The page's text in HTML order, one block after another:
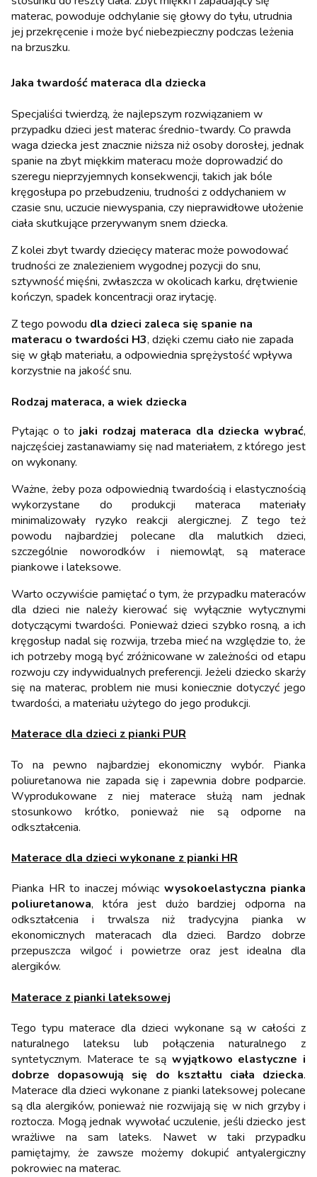
materac, powoduje odchylanie się głowy do tyłu, utrudnia
jej przekręcenie i może być niebezpieczny podczas leżenia
na brzuszku.
Jaka twardość materaca dla dziecka
Specjaliści twierdzą, że najlepszym rozwiązaniem w
przypadku dzieci jest materac średnio-twardy. Co prawda
waga dziecka jest znacznie niższa niż osoby dorosłej, jednak
spanie na zbyt miękkim materacu może doprowadzić do
szeregu nieprzyjemnych konsekwencji, takich jak bóle
kręgosłupa po przebudzeniu, trudności z oddychaniem w
czasie snu, uczucie niewyspania, czy nieprawidłowe ułożenie
ciała skutkujące przerywanym snem dziecka.
Z kolei zbyt twardy dziecięcy materac może powodować
trudności ze znalezieniem wygodnej pozycji do snu,
sztywność mięśni, zwłaszcza w okolicach karku, drętwienie
kończyn, spadek koncentracji oraz irytację.
Z tego powodu dla dzieci zaleca się spanie na
materacu o twardości H3, dzięki czemu ciało nie zapada
się w głąb materiału, a odpowiednia sprężystość wpływa
korzystnie na jakość snu.
Rodzaj materaca, a wiek dziecka
Pytając o to jaki rodzaj materaca dla dziecka wybrać,
najczęściej zastanawiamy się nad materiałem, z którego jest
on wykonany.
Ważne, żeby poza odpowiednią twardością i elastycznością
wykorzystane do produkcji materaca materiały
minimalizowały ryzyko reakcji alergicznej. Z tego też
powodu najbardziej polecane dla malutkich dzieci,
szczególnie noworodków i niemowląt, są materace
piankowe i lateksowe.
Warto oczywiście pamiętać o tym, że przypadku materaców
dla dzieci nie należy kierować się wyłącznie wytycznymi
dotyczącymi twardości. Ponieważ dzieci szybko rosną, a ich
kręgosłup nadal się rozwija, trzeba mieć na względzie to, że
ich potrzeby mogą być zróżnicowane w zależności od etapu
rozwoju czy indywidualnych preferencji. Jeżeli dziecko skarży
się na materac, problem nie musi koniecznie dotyczyć jego
twardości, a materiału użytego do jego produkcji.
Materace dla dzieci z pianki PUR
To na pewno najbardziej ekonomiczny wybór. Pianka
poliuretanowa nie zapada się i zapewnia dobre podparcie.
Wyprodukowane z niej materace służą nam jednak
stosunkowo krótko, ponieważ nie są odporne na
odkształcenia.
Materace dla dzieci wykonane z pianki HR
Pianka HR to inaczej mówiąc wysokoelastyczna pianka
poliuretanowa, która jest dużo bardziej odporna na
odkształcenia i trwalsza niż tradycyjna pianka w
ekonomicznych materacach dla dzieci. Bardzo dobrze
przepuszcza wilgoć i powietrze oraz jest idealna dla
alergików.
Materace z pianki lateksowej
Tego typu materace dla dzieci wykonane są w całości z
naturalnego lateksu lub połączenia naturalnego z
syntetycznym. Materace te są wyjątkowo elastyczne i
dobrze dopasowują się do kształtu ciała dziecka.
Materace dla dzieci wykonane z pianki lateksowej polecane
są dla alergików, ponieważ nie rozwijają się w nich grzyby i
roztocza. Mogą jednak wywołać uczulenie, jeśli dziecko jest
wrażliwe na sam lateks. Nawet w taki przypadku
pamiętajmy, że zawsze możemy dokupić antyalergiczny
pokrowiec na materac.